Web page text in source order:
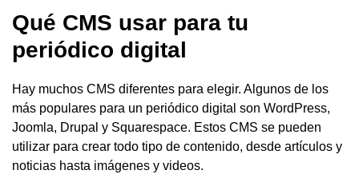
Qué CMS usar para tu
periódico digital
Hay muchos CMS diferentes para elegir. Algunos de los
más populares para un periódico digital son WordPress,
Joomla, Drupal y Squarespace. Estos CMS se pueden
utilizar para crear todo tipo de contenido, desde artículos y
noticias hasta imágenes y videos.